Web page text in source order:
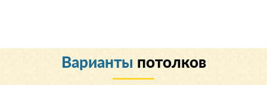
Варианты потолков